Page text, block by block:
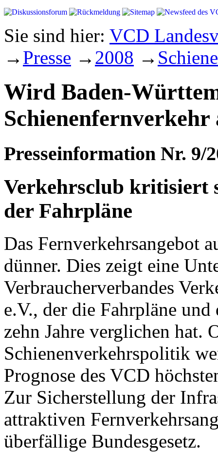
Sie sind hier: VCD
→ Presse → 2008 →
Wird Baden-
Schienenfernverkehr
Presseinformation Nr. 9/
Verkehrsclub kritisiert
der Fahrpläne
Das Fernverkehrsangebot
dünner. Dies zeigt eine
Verbraucher­verbandes
e.V., der die Fahrpläne
zehn Jahre verglichen hat.
Schienen­verkehrs­politik
Prognose des VCD
Zur Sicherstellung der
attraktiven
überfällige Bundesgesetz.